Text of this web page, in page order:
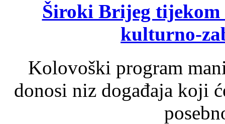
Široki Brijeg tijekom
kulturno-
Kolovoški program
donosi niz događaja koji